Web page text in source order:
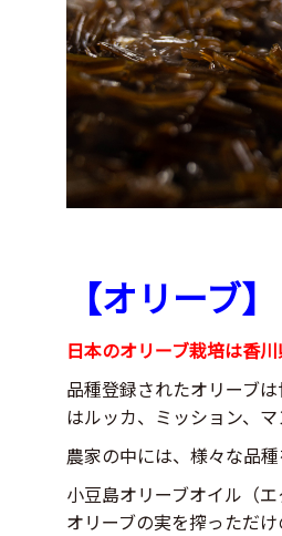
【オリーブ】
日本のオリーブ栽培は香
品種登録されたオリーブ
はルッカ、ミッション、
農家の中には、様々な品
小豆島オリーブオイル（
オリーブの実を搾っただ